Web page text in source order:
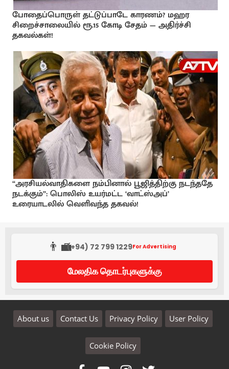
போதைப்பொருள் தட்டுப்பாடே காரணம்? மஹர
சிறைச்சாலையில் ரூ.15 கோடி சேதம் — அதிர்ச்சி
தகவல்கள்!
“அரசியல்வாதிகளை நம்பினால் பூஜித்திற்கு நடந்ததே
நடக்கும்”: பொலிஸ் உயர்மட்ட ‘வாட்ஸ்அப்’
உரையாடலில் வெளிவந்த தகவல்!
👨‍💼(+94) 72 799 1229For Advertising
மேலதிக தொடர்புகளுக்கு
About us Contact Us Privacy Policy User Policy
Cookie Policy